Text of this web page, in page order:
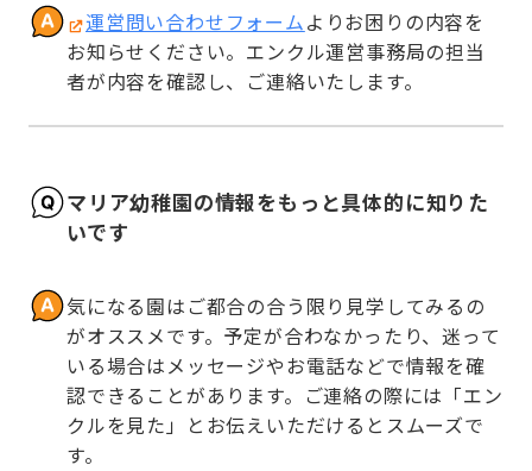
運営問い合わせフォームよりお困りの内容を
お知らせください。エンクル運営事務局の担当
者が内容を確認し、ご連絡いたします。
マリア幼稚園の情報をもっと具体的に知りた
いです
気になる園はご都合の合う限り見学してみるの
がオススメです。予定が合わなかったり、迷って
いる場合はメッセージやお電話などで情報を確
認できることがあります。ご連絡の際には「エン
クルを見た」とお伝えいただけるとスムーズで
す。